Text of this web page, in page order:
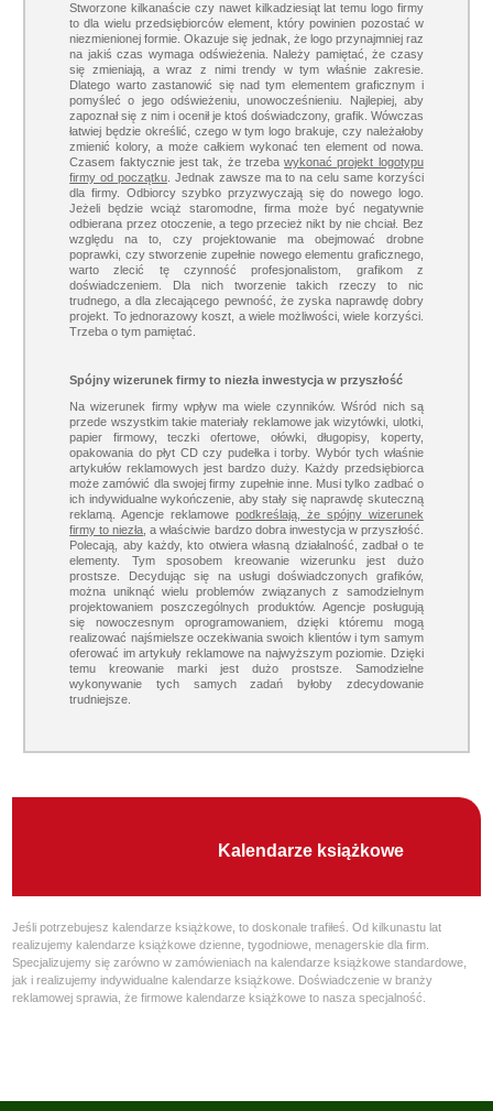
Stworzone kilkanaście czy nawet kilkadziesiąt lat temu logo firmy
to dla wielu przedsiębiorców element, który powinien pozostać w
niezmienionej formie. Okazuje się jednak, że logo przynajmniej raz
na jakiś czas wymaga odświeżenia. Należy pamiętać, że czasy
się zmieniają, a wraz z nimi trendy w tym właśnie zakresie.
Dlatego warto zastanowić się nad tym elementem graficznym i
pomyśleć o jego odświeżeniu, unowocześnieniu. Najlepiej, aby
zapoznał się z nim i ocenił je ktoś doświadczony, grafik. Wówczas
łatwiej będzie określić, czego w tym logo brakuje, czy należałoby
zmienić kolory, a może całkiem wykonać ten element od nowa.
Czasem faktycznie jest tak, że trzebawykonać projekt logotypu
firmy od początku. Jednak zawsze ma to na celu same korzyści
dla firmy. Odbiorcy szybko przyzwyczają się do nowego logo.
Jeżeli będzie wciąż staromodne, firma może być negatywnie
odbierana przez otoczenie, a tego przecież nikt by nie chciał. Bez
względu na to, czy projektowanie ma obejmować drobne
poprawki, czy stworzenie zupełnie nowego elementu graficznego,
warto zlecić tę czynność profesjonalistom, grafikom z
doświadczeniem. Dla nich tworzenie takich rzeczy to nic
trudnego, a dla zlecającego pewność, że zyska naprawdę dobry
projekt. To jednorazowy koszt, a wiele możliwości, wiele korzyści.
Trzeba o tym pamiętać.
Spójny wizerunek firmy to niezła inwestycja w przyszłość
Na wizerunek firmy wpływ ma wiele czynników. Wśród nich są
przede wszystkim takie materiały reklamowe jak wizytówki, ulotki,
papier firmowy, teczki ofertowe, ołówki, długopisy, koperty,
opakowania do płyt CD czy pudełka i torby. Wybór tych właśnie
artykułów reklamowych jest bardzo duży. Każdy przedsiębiorca
może zamówić dla swojej firmy zupełnie inne. Musi tylko zadbać o
ich indywidualne wykończenie, aby stały się naprawdę skuteczną
reklamą. Agencje reklamowe podkreślają, że spójny wizerunek
firmy to niezła, a właściwie bardzo dobra inwestycja w przyszłość.
Polecają, aby każdy, kto otwiera własną działalność, zadbał o te
elementy. Tym sposobem kreowanie wizerunku jest dużo
prostsze. Decydując się na usługi doświadczonych grafików,
można uniknąć wielu problemów związanych z samodzielnym
projektowaniem poszczególnych produktów. Agencje posługują
się nowoczesnym oprogramowaniem, dzięki któremu mogą
realizować najśmielsze oczekiwania swoich klientów i tym samym
oferować im artykuły reklamowe na najwyższym poziomie. Dzięki
temu kreowanie marki jest dużo prostsze. Samodzielne
wykonywanie tych samych zadań byłoby zdecydowanie
trudniejsze.
Kalendarze książkowe
Jeśli potrzebujesz kalendarze książkowe, to doskonale trafiłeś. Od kilkunastu lat
realizujemy kalendarze książkowe dzienne, tygodniowe, menagerskie dla firm.
Specjalizujemy się zarówno w zamówieniach na kalendarze książkowe standardowe,
jak i realizujemy indywidualne kalendarze książkowe. Doświadczenie w branży
reklamowej sprawia, że firmowe kalendarze książkowe to nasza specjalność.